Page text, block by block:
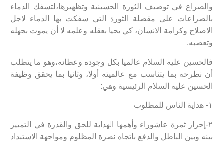
والصراع في توصيف الثورة الحسينية وتظهيرها،لتسفك الدماء
بالصراعات على مقصلة الثورة التي سفكت بها الدماء لاجل
الاصلاح وكرامة الانسان، كي يحيا بعقله وعلمه لا أن يموت بجهله
وتعصبه.
فالحسين عليه السلام عالميا بكل وجوده وعطائه،وهو ما يتطلب
أن نطرحه بما يتناسب مع عالميته أولا، وثانيا بما يحقق وظيفة
الحسين عليه السلام الرئيسية وهي:
١- هداية الناس للمطلوب
٢-إحراز ثمرة عاشوراء وأهمها الهداية للحق والقدرة في التمييز
بينه وبين الباطل والدفع باتجاه نصرة المظلوم ومواجهة الاستبداد